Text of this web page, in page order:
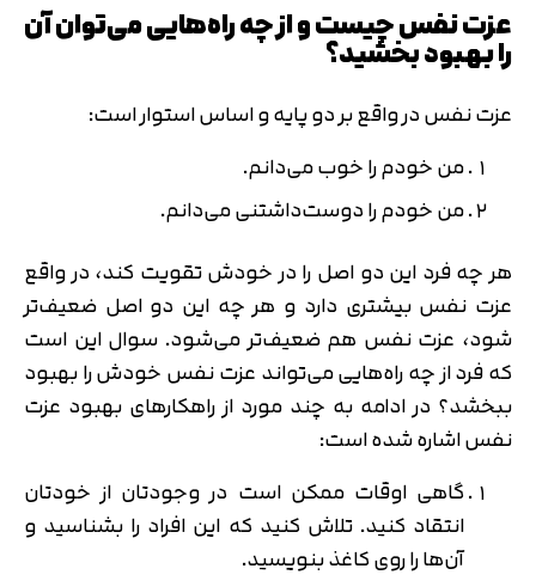
عزت نفس چیست و از چه راه‌هایی می‌توان آن
را بهبود بخشید؟
عزت نفس در واقع بر دو پایه و اساس استوار است:
من خودم را خوب می‌دانم.
من خودم را دوست‌داشتنی می‌دانم.
هر چه فرد این دو اصل را در خودش تقویت کند، در واقع
عزت نفس بیشتری دارد و هر چه این دو اصل ضعیف‌تر
شود، عزت نفس هم ضعیف‌تر می‌شود. سوال این است
که فرد از چه راه‌هایی می‌تواند عزت نفس خودش را بهبود
ببخشد؟ در ادامه به چند مورد از راهکارهای بهبود عزت
نفس اشاره شده است:
گاهی اوقات ممکن است در وجودتان از خودتان
انتقاد کنید. تلاش کنید که این افراد را بشناسید و
آن‌ها را روی کاغذ بنویسید.